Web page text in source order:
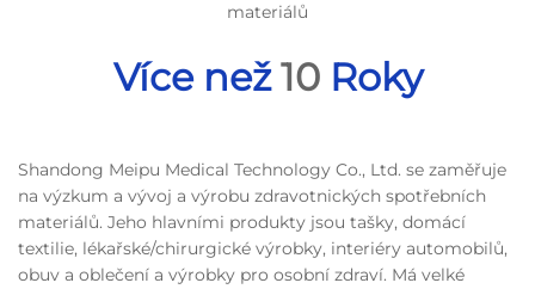
materiálů
Více než10 Roky
Shandong Meipu Medical Technology Co., Ltd. se zaměřuje
na výzkum a vývoj a výrobu zdravotnických spotřebních
materiálů. Jeho hlavními produkty jsou tašky, domácí
textilie, lékařské/chirurgické výrobky, interiéry automobilů,
obuv a oblečení a výrobky pro osobní zdraví. Má velké